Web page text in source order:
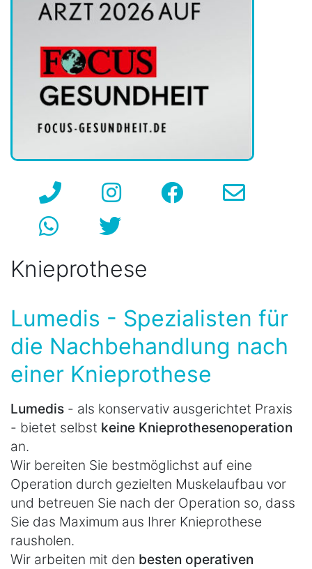
Knieprothese
Lumedis - Spezialisten für
die Nachbehandlung nach
einer Knieprothese
Lumedis - als konservativ ausgerichtet Praxis
- bietet selbst keine Knieprothesenoperation
an.
Wir bereiten Sie bestmöglichst auf eine
Operation durch gezielten Muskelaufbau vor
und betreuen Sie nach der Operation so, dass
Sie das Maximum aus Ihrer Knieprothese
rausholen.
Wir arbeiten mit den besten operativen